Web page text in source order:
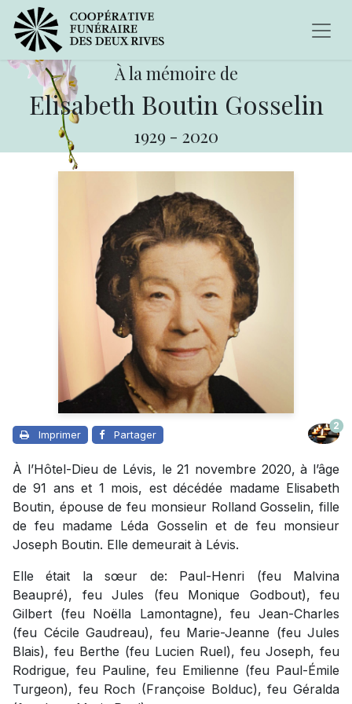
À la mémoire de
Elisabeth Boutin Gosselin
1929 - 2020
Imprimer Partager
2
À l’Hôtel-Dieu de Lévis, le 21 novembre 2020, à l’âge
de 91 ans et 1 mois, est décédée madame Elisabeth
Boutin, épouse de feu monsieur Rolland Gosselin, fille
de feu madame Léda Gosselin et de feu monsieur
Joseph Boutin. Elle demeurait à Lévis.
Elle était la sœur de: Paul-Henri (feu Malvina
Beaupré), feu Jules (feu Monique Godbout), feu
Gilbert (feu Noëlla Lamontagne), feu Jean-Charles
(feu Cécile Gaudreau), feu Marie-Jeanne (feu Jules
Blais), feu Berthe (feu Lucien Ruel), feu Joseph, feu
Rodrigue, feu Pauline, feu Emilienne (feu Paul-Émile
Turgeon), feu Roch (Françoise Bolduc), feu Géralda